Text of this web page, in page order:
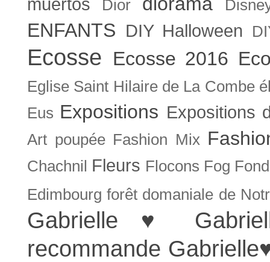
muertos Dior
ENFANTS DIY Halloween
Ecosse Ecosse 2016
Eglise Saint Hilaire de La Combe
Eus Expositions Expositions
Art poupée Fashion Mix
Chachnil Fleurs Flocons Fog
Edimbourg forêt domaniale de
Gabrielle ♥
recommande